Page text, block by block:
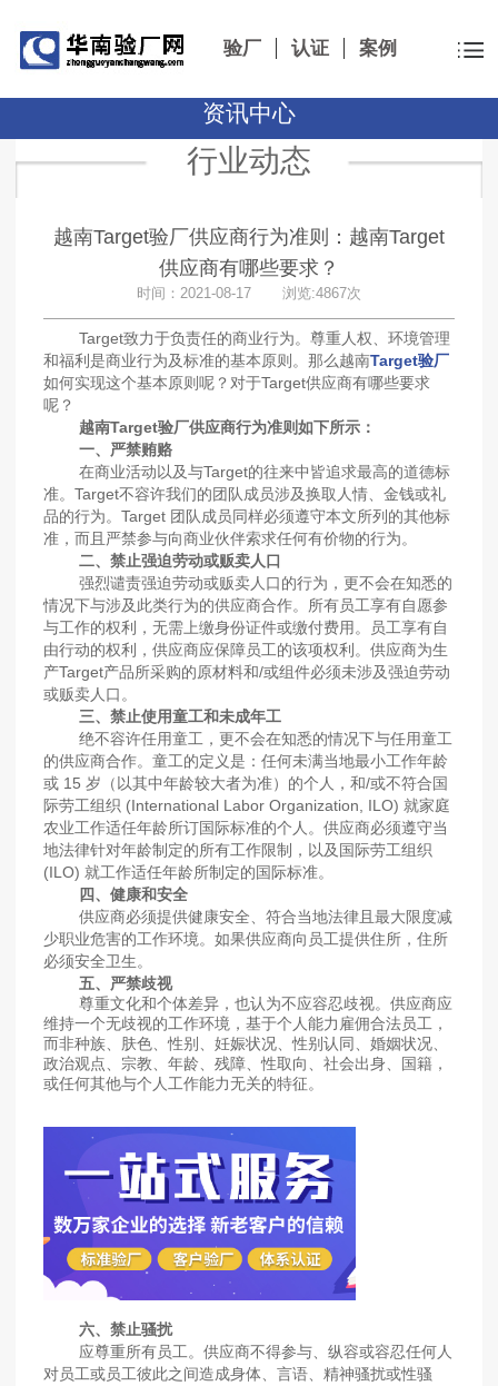
验厂 认证 案例
资讯中心
行业动态
越南Target验厂供应商行为准则：越南Target
供应商有哪些要求？
时间：2021-08-17 浏览:4867次
Target致力于负责任的商业行为。尊重人权、环境管理
和福利是商业行为及标准的基本原则。那么越南Target验厂
如何实现这个基本原则呢？对于Target供应商有哪些要求
呢？
越南Target验厂供应商行为准则如下所示：
一、严禁贿赂
在商业活动以及与Target的往来中皆追求最高的道德标
准。Target不容许我们的团队成员涉及换取人情、金钱或礼
品的行为。Target 团队成员同样必须遵守本文所列的其他标
准，而且严禁参与向商业伙伴索求任何有价物的行为。
二、禁止强迫劳动或贩卖人口
强烈谴责强迫劳动或贩卖人口的行为，更不会在知悉的
情况下与涉及此类行为的供应商合作。所有员工享有自愿参
与工作的权利，无需上缴身份证件或缴付费用。员工享有自
由行动的权利，供应商应保障员工的该项权利。供应商为生
产Target产品所采购的原材料和/或组件必须未涉及强迫劳动
或贩卖人口。
三、禁止使用童工和未成年工
绝不容许任用童工，更不会在知悉的情况下与任用童工
的供应商合作。童工的定义是：任何未满当地最小工作年龄
或 15 岁（以其中年龄较大者为准）的个人，和/或不符合国
际劳工组织 (International Labor Organization, ILO) 就家庭
农业工作适任年龄所订国际标准的个人。供应商必须遵守当
地法律针对年龄制定的所有工作限制，以及国际劳工组织
(ILO) 就工作适任年龄所制定的国际标准。
四、健康和安全
供应商必须提供健康安全、符合当地法律且最大限度减
少职业危害的工作环境。如果供应商向员工提供住所，住所
必须安全卫生。
五、严禁歧视
尊重文化和个体差异，也认为不应容忍歧视。供应商应
维持一个无歧视的工作环境，基于个人能力雇佣合法员工，
而非种族、肤色、性别、妊娠状况、性别认同、婚姻状况、
政治观点、宗教、年龄、残障、性取向、社会出身、国籍，
或任何其他与个人工作能力无关的特征。
六、禁止骚扰
应尊重所有员工。供应商不得参与、纵容或容忍任何人
对员工或员工彼此之间造成身体、言语、精神骚扰或性骚